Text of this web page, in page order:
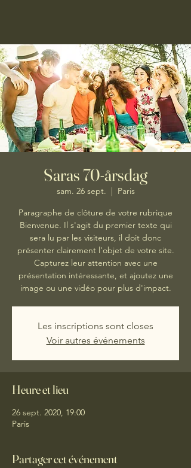
Saras 70-årsdag
sam. 26 sept.
  |
Paris
Paragraphe de clôture de votre rubrique
Bienvenue. Il s'agit du premier texte qui
sera lu par les visiteurs, il doit donc
présenter clairement l'objet de votre site.
Capturez leur attention avec une
présentation intéressante, et ajoutez une
image ou une vidéo pour plus d'impact.
Les inscriptions sont closes
Voir autres événements
Heure et lieu
26 sept. 2020, 19:00
Paris
Partager cet événement